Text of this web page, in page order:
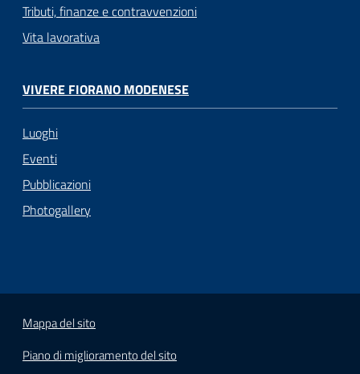
Tributi, finanze e contravvenzioni
Vita lavorativa
VIVERE FIORANO MODENESE
Luoghi
Eventi
Pubblicazioni
Photogallery
Mappa del sito
Piano di miglioramento del sito